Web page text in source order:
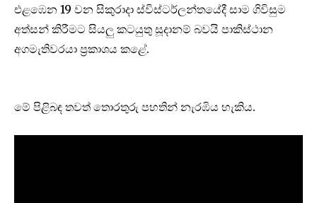
එළඹෙන 19 වන සිකුරාදා ස්විස්ටර්ලන්තයේදී සාම ගිවිසුම
අත්සන් කිරීමට සියලු කටයුතු සූදානම් බවයි පාකිස්ථාන
අගමැතිවරයා ප්‍රකාශය කළේ.
මේ පිළිබඳ තවත් තොරතුරු පහතින් නැරඹිය හැකිය.